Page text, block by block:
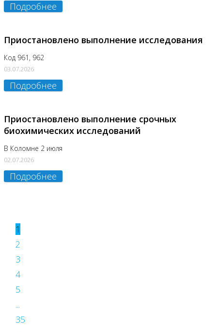
Подробнее
Приостановлено выполнение исследования
Код 961, 962
03.07.2026
Подробнее
Приостановлено выполнение срочных
биохимических исследований
В Коломне 2 июля
02.07.2026
Подробнее
1
2
3
4
5
...
35